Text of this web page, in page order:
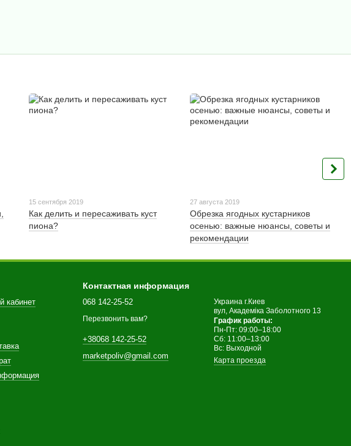
15 сентября 2019
Как делить и пересаживать куст
пиона?
27 августа 2019
Обрезка ягодных кустарников
осенью: важные нюансы, советы и
рекомендации
кабинет
Контактная информация
068 142-25-52
Перезвонить вам?
+38068 142-25-52
marketpoliv@gmail.com
Украина г.Киев
вул, Академіка Заболотного 13
График работы:
Пн-Пт: 09:00–18:00
Сб: 11:00–13:00
Вс: Выходной
Карта проезда